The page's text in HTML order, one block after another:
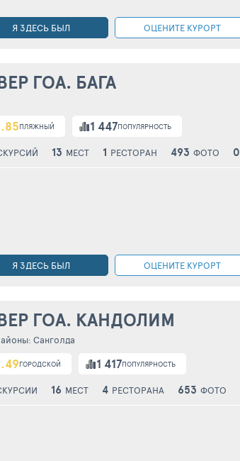
Я ЗДЕСЬ БЫЛ ОЦЕНИТЕ КУРОРТ
ГОА. БАГА
ПЛЯЖНЫЙ 1 447ПОПУЛЯРНОСТЬ
13 МЕСТ 1 РЕСТОРАН 493 ФОТО 0
Я ЗДЕСЬ БЫЛ ОЦЕНИТЕ КУРОРТ
ГОА. КАНДОЛИМ
Санголда
ГОРОДСКОЙ 1 417ПОПУЛЯРНОСТЬ
16 МЕСТ 4 РЕСТОРАНА 653 ФОТО